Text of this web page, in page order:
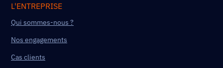
L'ENTREPRISE
Qui sommes-nous ?
Nos engagements
Cas clients